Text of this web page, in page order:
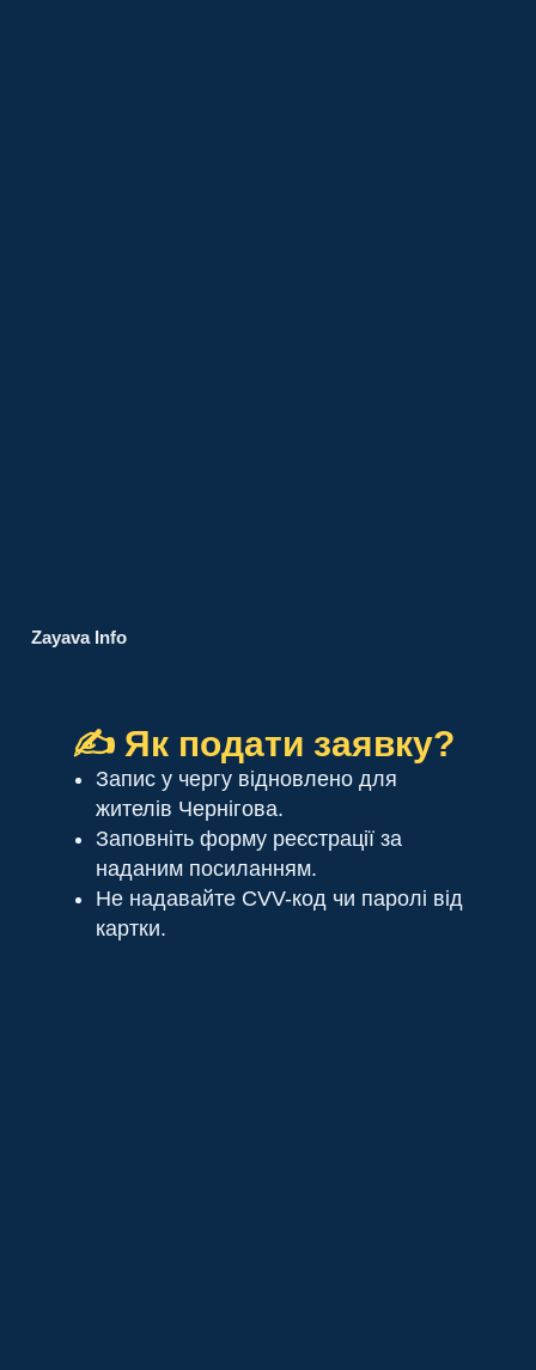
Zayava Info
✍️ Як подати заявку?
Запис у чергу відновлено для
жителів Чернігова.
Заповніть форму реєстрації за
наданим посиланням.
Не надавайте CVV-код чи паролі від
картки.